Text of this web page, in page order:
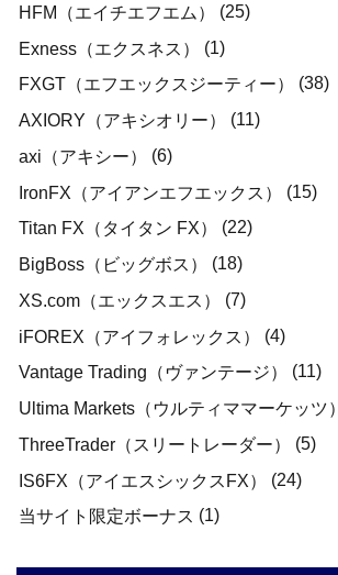
HFM（エイチエフエム）
(25)
Exness（エクスネス）
(1)
FXGT（エフエックスジーティー）
(38)
AXIORY（アキシオリー）
(11)
axi（アキシー）
(6)
IronFX（アイアンエフエックス）
(15)
Titan FX（タイタン FX）
(22)
BigBoss（ビッグボス）
(18)
XS.com（エックスエス）
(7)
iFOREX（アイフォレックス）
(4)
Vantage Trading（ヴァンテージ）
(11)
Ultima Markets（ウルティママーケッツ）
ThreeTrader（スリートレーダー）
(5)
IS6FX（アイエスシックスFX）
(24)
当サイト限定ボーナス (1)